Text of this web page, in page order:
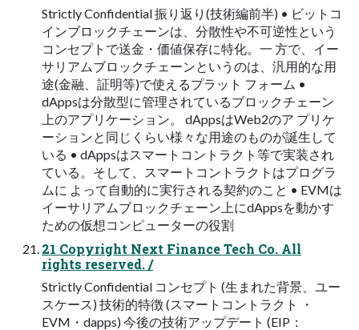
Strictly Confidential 振り返り(技術編前半) • ビットコ
インブロックチェーンは、分散性や不可逆性という
コンセプトで送金・価値保存に特化。一 方で、イー
サリアムブロックチェーンというのは、汎用的な用
途(金融、証明等)で使えるプラット フォーム •
dAppsは分散型に管理されているブロックチェーン
上のアプリケーション。 dAppsはWeb2のア プリケ
ーションと同じくらい様々な用途のものが誕生して
いる • dAppsはスマートコントラクト等で実装され
ている。そして、スマートコントラクトはプログラ
ムに よって自動的に実行される契約のこと • EVMは
イーサリアムブロックチェーン上にdAppsを動かす
ための仮想コンピューターの役割
21 Copyright Next Finance Tech Co. All
rights reserved. /
Strictly Confidential コンセプト (生まれた背景、ユー
スケース) 技術的特徴 (スマートコントラクト ・
EVM・dapps) 今後の技術アップデート (EIP：